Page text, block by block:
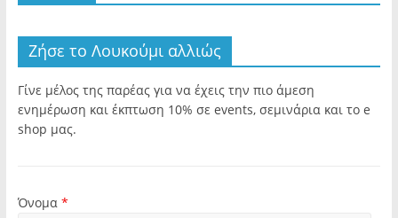
Ζήσε το Λουκούμι αλλιώς
Γίνε μέλος της παρέας για να έχεις την πιο άμεση
ενημέρωση και έκπτωση 10% σε events, σεμινάρια και το e
shop μας.
Όνομα *